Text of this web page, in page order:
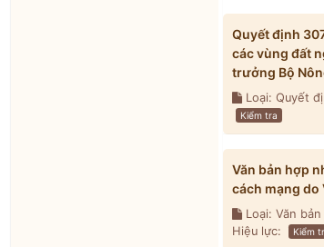
Quyết định
các vùng đất
trưởng Bộ
Loại: Quyết
Kiểm tra
Văn bản hợp
cách mạng do
Loại: Văn
Hiệu lực:
Kiểm